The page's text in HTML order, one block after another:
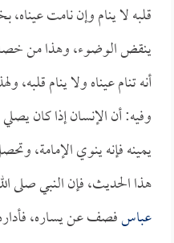
قلبه لا ينام وإن نامت
ينقض الوضوء، وهذا من
أنه تنام عيناه ولا ينام قلبه،
وفيه: أن الإنسان إذا كان
يمينه فإنه ينوي الإمامة،
هذا الحديث، فإن النبي صلى
عباسفصف عن يساره،